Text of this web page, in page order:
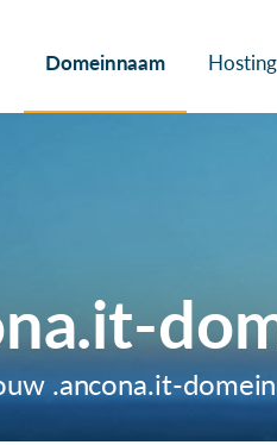
Domeinnaam Hosting
.ancona.it-